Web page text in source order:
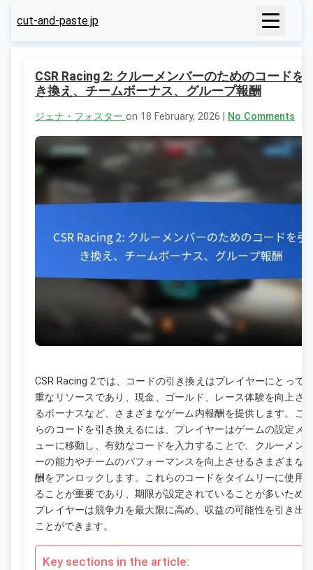
cut-and-paste.jp
CSR Racing 2: クルーメンバーのためのコードを
き換え、チームボーナス、グループ報酬
ジェナ・フォスター on 18 February, 2026 | No Comments
CSR Racing 2では、コードの引き換えはプレイヤーにとって
重なリソースであり、現金、ゴールド、レース体験を向上さ
るボーナスなど、さまざまなゲーム内報酬を提供します。こ
らのコードを引き換えるには、プレイヤーはゲームの設定メ
ューに移動し、有効なコードを入力することで、クルーメン
ーの能力やチームのパフォーマンスを向上させるさまざまな
酬をアンロックします。これらのコードをタイムリーに使用
ることが重要であり、期限が設定されていることが多いため
プレイヤーは競争力を最大限に高め、収益の可能性を引き出
ことができます。
Key sections in the article: